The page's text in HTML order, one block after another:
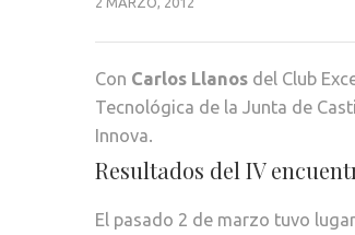
Con Carlos Llanos del Club
Tecnológica de la Junta de
Innova.
Resultados del IV
El pasado 2 de marzo tuvo